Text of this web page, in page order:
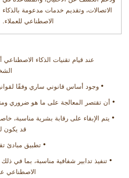
الاتصالات، وتقديم خدمات مدعومة بالذكاء
الاصطناعي للعملاء.
عند قيام تقنيات الذكاء الاصطناعي
• وجود أساس قانوني ساري وفقًا
• أن تقتصر المعالجة على ما هو ضروري
• يتم الإبقاء على رقابة بشرية مناسبة،
قد يكون
• تطبيق مبادئ
• تنفيذ تدابير شفافية مناسبة، بما في
الاصطناعي